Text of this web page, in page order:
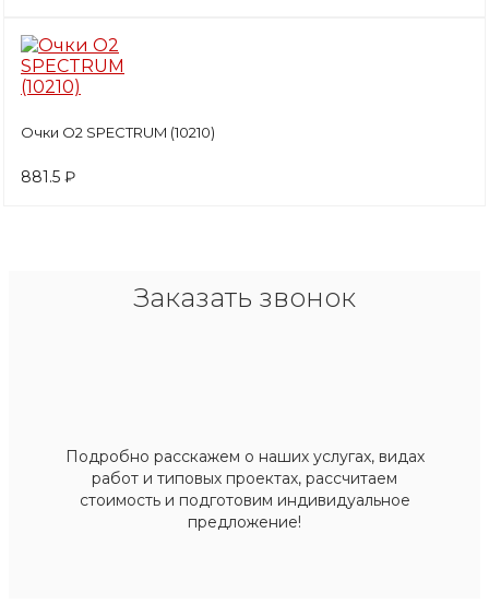
Очки О2 SPECTRUM (10210)
881.5 ₽
Заказать звонок
Подробно расскажем о наших услугах, видах
работ и типовых проектах, рассчитаем
стоимость и подготовим индивидуальное
предложение!